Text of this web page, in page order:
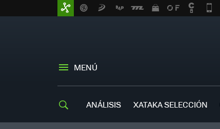
MENÚ
ANÁLISIS XATAKA SELECCIÓN